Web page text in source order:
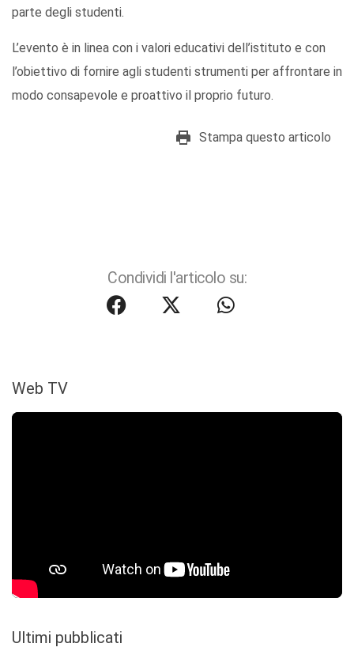
parte degli studenti.
L’evento è in linea con i valori educativi dell’istituto e con
l’obiettivo di fornire agli studenti strumenti per affrontare in
modo consapevole e proattivo il proprio futuro.
Stampa questo articolo
Condividi l'articolo su:
Web TV
Ultimi pubblicati